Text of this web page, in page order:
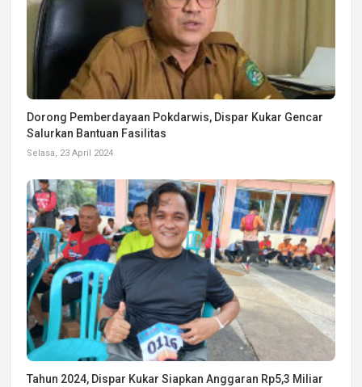
Dorong Pemberdayaan Pokdarwis, Dispar Kukar Gencar
Salurkan Bantuan Fasilitas
Selasa, 23 April 2024
Tahun 2024, Dispar Kukar Siapkan Anggaran Rp5,3 Miliar